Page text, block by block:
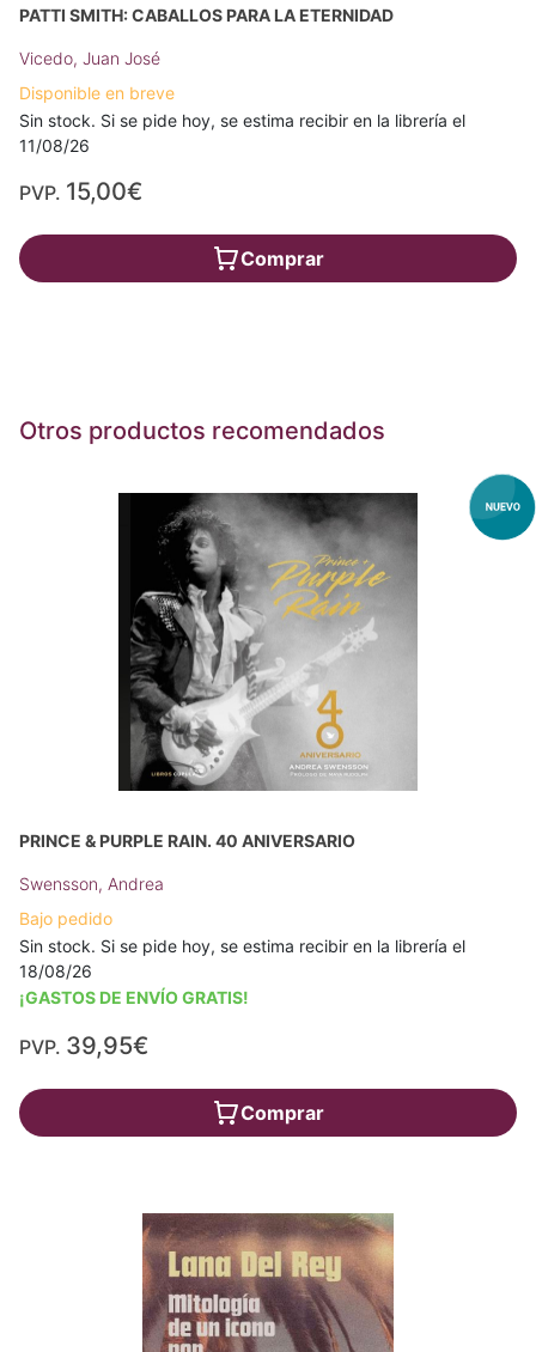
PATTI SMITH: CABALLOS PARA LA ETERNIDAD
Vicedo, Juan José
Disponible en breve
Sin stock. Si se pide hoy, se estima recibir en la librería el
11/08/26
PVP. 15,00€
Comprar
Otros productos recomendados
PRINCE & PURPLE RAIN. 40 ANIVERSARIO
Swensson, Andrea
Bajo pedido
Sin stock. Si se pide hoy, se estima recibir en la librería el
18/08/26
¡GASTOS DE ENVÍO GRATIS!
PVP. 39,95€
Comprar